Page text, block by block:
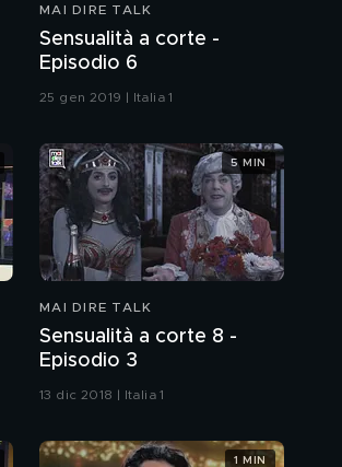
A letto con Forest
Jerry Polemica
MAI DIRE TALK
Sensualità a corte -
Episodio 6
25 gen 2019 | Italia 1
MAI DIRE TALK
Sensualità a corte 8 -
Episodio 3
13 dic 2018 | Italia 1
5 MIN
1 MIN